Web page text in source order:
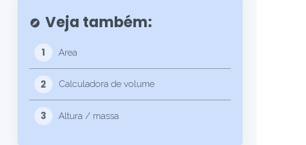
explore Veja também:
1 Area
2 Calculadora de volume
3 Altura / massa